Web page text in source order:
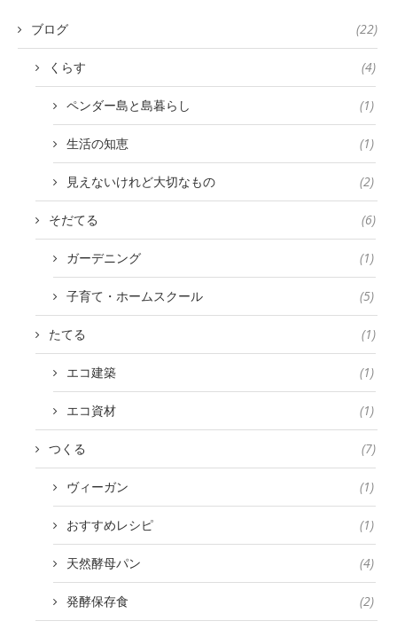
ブログ (22)
くらす (4)
ペンダー島と島暮らし (1)
生活の知恵 (1)
見えないけれど大切なもの (2)
そだてる (6)
ガーデニング (1)
子育て・ホームスクール (5)
たてる (1)
エコ建築 (1)
エコ資材 (1)
つくる (7)
ヴィーガン (1)
おすすめレシピ (1)
天然酵母パン (4)
発酵保存食 (2)